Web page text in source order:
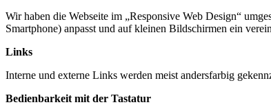
Wir haben die Webseite im „Responsive Web Design“
Smartphone) anpasst und auf kleinen Bildschirmen ein
Links
Interne und externe Links werden meist andersfarbig
Bedienbarkeit mit der Tastatur